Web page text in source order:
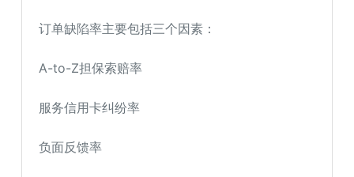
订单缺陷率主要包括三个因素：
A-to-Z担保索赔率
服务信用卡纠纷率
负面反馈率